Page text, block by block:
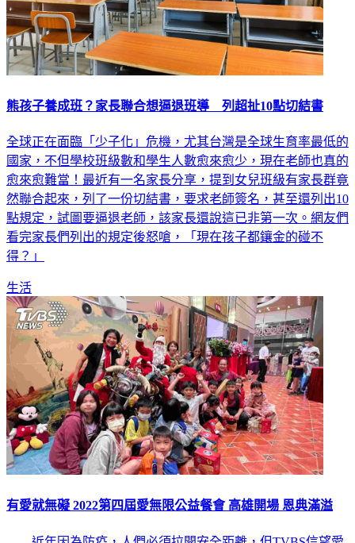
熊孩子養成班？家長聯合想逼退班導 列超扯10點切結書
全球正在面臨「少子化」危機，尤其台灣是全球生育率最低的
國家，不但學校班級數和學生人數愈來愈少，現在老師也真的
愈來愈難當！最近有一名家長分享，提到女兒班級有家長群竟
然聯合起來，列了一份切結書，要求老師簽名，甚至還列出10
點規定，試圖要逼退老師，該家長還說這已非第一次。網友們
看完家長們列出的規定後怒嗆，「現在孩子都鑲金的碰不
得？」
生活
有愛就無礙 2022第四屆愛無限公益餐會 高雄開場 恩典滿溢